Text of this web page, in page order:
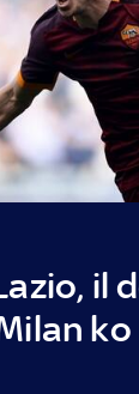
il
ko